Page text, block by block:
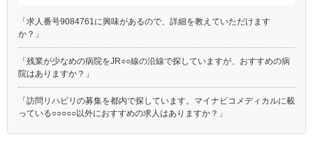
「求人番号9084761に興味があるので、詳細を教えていただけます
か？」
「残業が少なめの病院をJR○○線の沿線で探していますが、おすすめの病
院はありますか？」
「訪問リハビリの募集を都内で探しています。マイナビコメディカルに載
っている○○○○○以外におすすめの求人はありますか？」